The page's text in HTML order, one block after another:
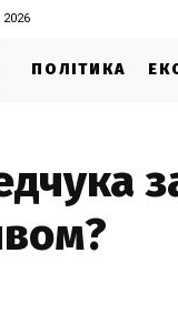
ПОЛІТИКА